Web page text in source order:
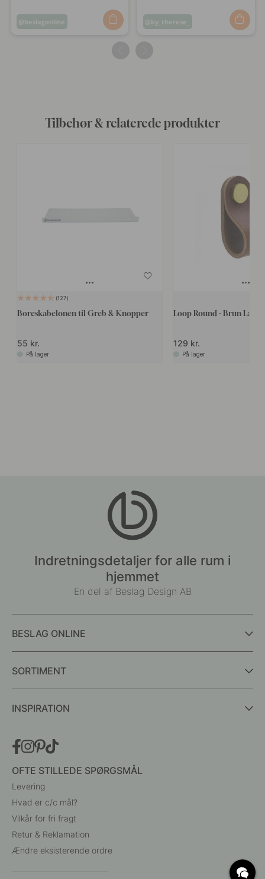
Opslag
beslagonline
Opslag
by_therese_
Tilbehør & relaterede produkter
127
Boreskabelonen til Greb & Knopper
55 kr.
På lager
Loop Round - Brun
129 kr.
På lager
Indretningsdetaljer for alle rum i
hjemmet
En del af Beslag Design AB
BESLAG ONLINE
SORTIMENT
INSPIRATION
OFTE STILLEDE SPØRGSMÅL
Levering
Hvad er c/c mål?
Vilkår for fri fragt
Retur & Reklamation
Ændre eksisterende ordre